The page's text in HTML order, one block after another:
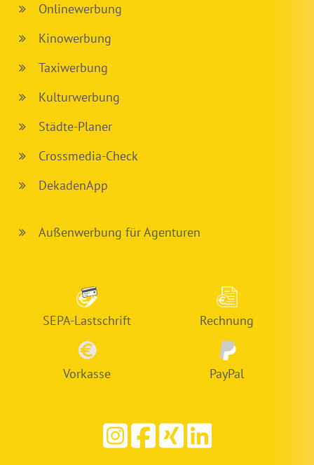
Onlinewerbung
Kinowerbung
Taxiwerbung
Kulturwerbung
Städte-Planer
Crossmedia-Check
DekadenApp
Außenwerbung für Agenturen
SEPA-Lastschrift Rechnung
Vorkasse PayPal